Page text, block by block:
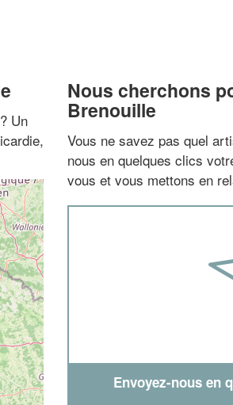
Un
Nous cherchons
Brenouille
Vous ne savez pas quel
nous en quelques clics
vous et vous mettons en
Envoyez-nous en